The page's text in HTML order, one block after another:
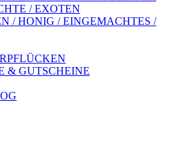
/ EXOTEN
/ HONIG / EINGEMACHTES /
& GUTSCHEINE